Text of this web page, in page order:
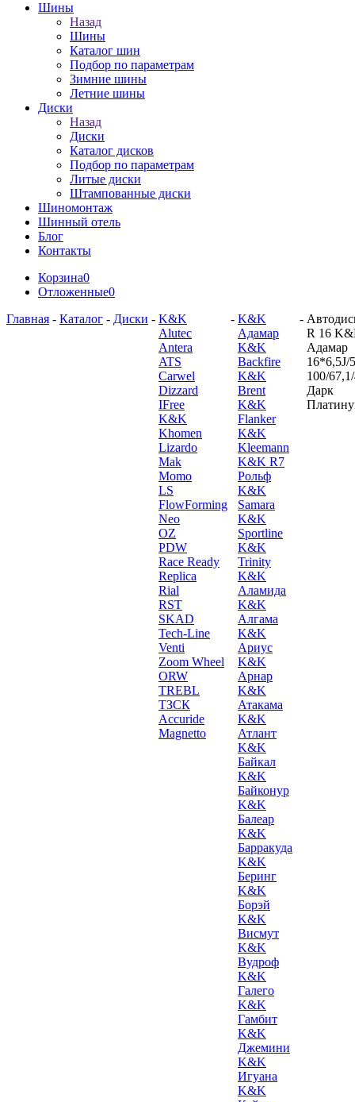
Шины
Назад
Шины
Каталог шин
Подбор по параметрам
Зимние шины
Летние шины
Диски
Назад
Диски
Каталог дисков
Подбор по параметрам
Литые диски
Штампованные диски
Шиномонтаж
Шинный отель
Блог
Контакты
Корзина0
Отложенные0
Главная - Каталог - Диски - K&K
Alutec
Antera
ATS
Carwel
Dizzard
IFree
K&K
Khomen
Lizardo
Mak
Momo
LS
FlowForming
Neo
OZ
PDW
Race Ready
Replica
Rial
RST
SKAD
Tech-Line
Venti
Zoom Wheel
ORW
TREBL
ТЗСК
Accuride
Magnetto
- K&K
Адамар
K&K
Backfire
K&K
Brent
K&K
Flanker
K&K
Kleemann
K&K R7
Рольф
K&K
Samara
K&K
Sportline
K&K
Trinity
K&K
Аламида
K&K
Алгама
K&K
Ариус
K&K
Арнар
K&K
Атакама
K&K
Атлант
K&K
Байкал
K&K
Байконур
K&K
Балеар
K&K
Барракуда
K&K
Беринг
K&K
Борэй
K&K
Висмут
K&K
Вудроф
K&K
Галего
K&K
Гамбит
K&K
Джемини
K&K
Игуана
K&K
-
R 16
Адамар
16*6,5J/
100/
Дарк